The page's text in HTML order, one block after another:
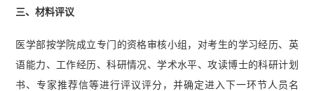
三、材料评议
医学部按学院成立专门的资格审核小组，对考生的学习经历、英
语能力、工作经历、科研情况、学术水平、攻读博士的科研计划
书、专家推荐信等进行评议评分，并确定进入下一环节人员名